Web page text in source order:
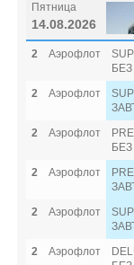
Пятница
14.08.2026
2 Аэрофлот
2
Аэрофлот
2
Аэрофлот
2
Аэрофлот
2
Аэрофлот
2
Аэрофлот